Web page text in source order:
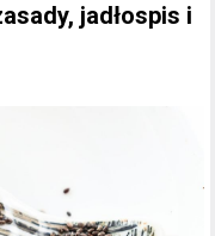
jadłospis i